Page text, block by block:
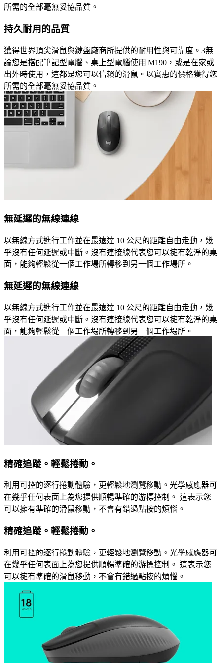
所需的全部毫無妥協品質。
持久耐用的品質
獲得世界頂尖滑鼠與鍵盤廠商所提供的耐用性與可靠度。3無
論您是搭配筆記型電腦、桌上型電腦使用 M190，或是在家或
出外時使用，這都是您可以信賴的滑鼠。以實惠的價格獲得您
所需的全部毫無妥協品質。
無延遲的無線連線
以無線方式進行工作並在最遠達 10 公尺的距離自由走動，幾
乎沒有任何延遲或中斷。沒有連接線代表您可以擁有乾淨的桌
面，能夠輕鬆從一個工作場所轉移到另一個工作場所。
無延遲的無線連線
以無線方式進行工作並在最遠達 10 公尺的距離自由走動，幾
乎沒有任何延遲或中斷。沒有連接線代表您可以擁有乾淨的桌
面，能夠輕鬆從一個工作場所轉移到另一個工作場所。
精確追蹤。輕鬆捲動。
利用可控的逐行捲動體驗，更輕鬆地瀏覽移動。光學感應器可
在幾乎任何表面上為您提供順暢準確的游標控制。 這表示您
可以擁有準確的滑鼠移動，不會有錯過點按的煩惱。
精確追蹤。輕鬆捲動。
利用可控的逐行捲動體驗，更輕鬆地瀏覽移動。光學感應器可
在幾乎任何表面上為您提供順暢準確的游標控制。 這表示您
可以擁有準確的滑鼠移動，不會有錯過點按的煩惱。